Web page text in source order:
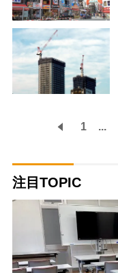
1 ...
注目TOPIC